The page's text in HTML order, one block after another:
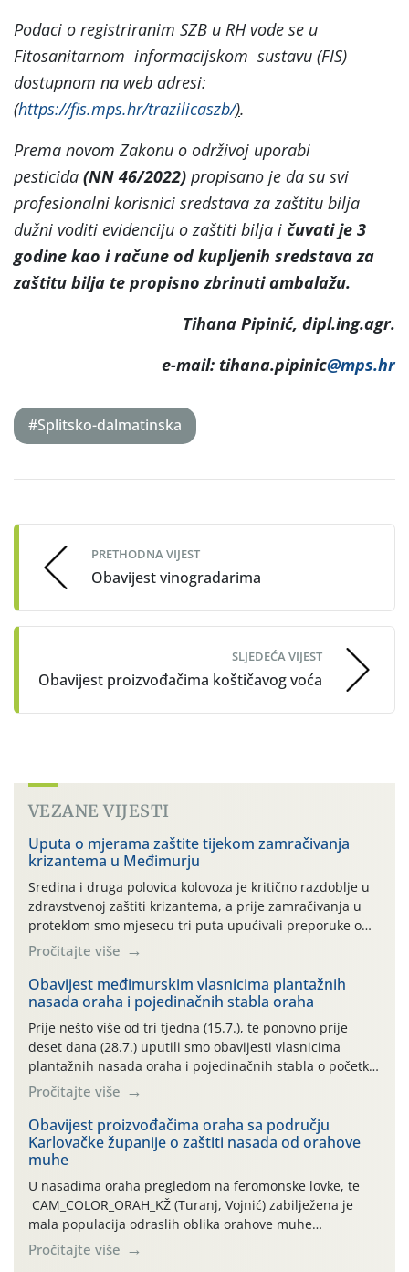
Podaci o registriranim SZB u RH vode se u
Fitosanitarnom informacijskom sustavu (FIS)
dostupnom na web adresi:
(https://fis.mps.hr/trazilicaszb/).
Prema novom Zakonu o održivoj uporabi
pesticida (NN 46/2022) propisano je da su svi
profesionalni korisnici sredstava za zaštitu bilja
dužni voditi evidenciju o zaštiti bilja i čuvati je 3
godine kao i račune od kupljenih sredstava za
zaštitu bilja te propisno zbrinuti ambalažu.
Tihana Pipinić, dipl.ing.agr.
e-mail: tihana.pipinic@mps.hr
#Splitsko-dalmatinska
navigation
PRETHODNA VIJEST
Obavijest vinogradarima
SLJEDEĆA VIJEST
Obavijest proizvođačima koštičavog voća
VEZANE VIJESTI
Uputa o mjerama zaštite tijekom zamračivanja
krizantema u Međimurju
Sredina i druga polovica kolovoza je kritično razdoblje u
zdravstvenoj zaštiti krizantema, a prije zamračivanja u
proteklom smo mjesecu tri puta upućivali preporuke o
preventivnim mjerama zaštite krizantema od najčešćih
uzročnika bolesti, štetnika i fito-fagnih grinja (23.7., 14.7.,
06.7.)! Na početku ovog mjeseca je zabilježeno je
povijesno i ekstremno vruće meteorološko razdoblje, uz
najviše temperature […]
Pročitajte više
Obavijest međimurskim vlasnicima plantažnih
nasada oraha i pojedinačnih stabla oraha
Prije nešto više od tri tjedna (15.7.), te ponovno prije
deset dana (28.7.) uputili smo obavijesti vlasnicima
plantažnih nasada oraha i pojedinačnih stabla o početku
leta i ovogodišnjoj potrebi usmjerenog suzbijanja
orahove muhe (Rhagoletis completa)! Već dvanaest dana
traje drugi ovogodišnji “toplinski udar”, koji naročito
izražen zadnja šest dana (31.7.-05.8.), jer najviše
temperature zraka svakodnevno […]
Pročitajte više
Obavijest proizvođačima oraha sa području
Karlovačke županije o zaštiti nasada od orahove
muhe
U nasadima oraha pregledom na feromonske lovke, te
CAM_COLOR_ORAH_KŽ (Turanj, Vojnić) zabilježena je
mala populacija odraslih oblika orahove muhe
(Rhagoletis completa). Niska brojnost može se objasniti
činjenicom da je riječ o mladim nasadima s vrlo malim
Pročitajte više